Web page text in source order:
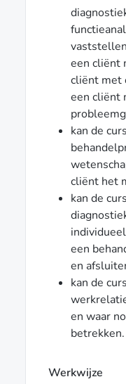
een cliënt
cliënt met
een cliënt
kan de
cliënt het
kan de
een
en
kan de
en waar
betrekken.
Werkwijze